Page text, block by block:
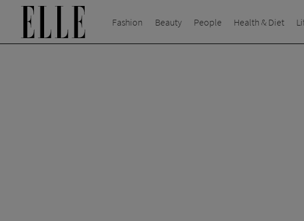
Fashion Beauty People Health & Diet